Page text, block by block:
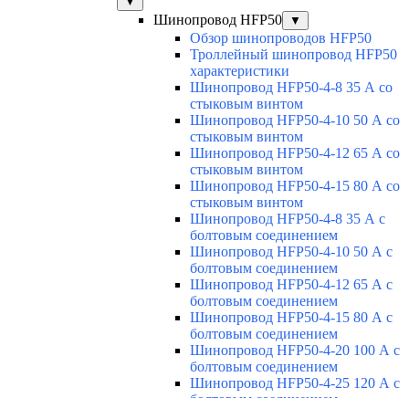
Шинопровод HFP50 ▼
Обзор шинопроводов HFP50
Троллейный шинопровод HFP50
характеристики
Шинопровод HFP50-4-8 35 А со
стыковым винтом
Шинопровод HFP50-4-10 50 А со
стыковым винтом
Шинопровод HFP50-4-12 65 А со
стыковым винтом
Шинопровод HFP50-4-15 80 А со
стыковым винтом
Шинопровод HFP50-4-8 35 А с
болтовым соединением
Шинопровод HFP50-4-10 50 А с
болтовым соединением
Шинопровод HFP50-4-12 65 А с
болтовым соединением
Шинопровод HFP50-4-15 80 А с
болтовым соединением
Шинопровод HFP50-4-20 100 А с
болтовым соединением
Шинопровод HFP50-4-25 120 А с